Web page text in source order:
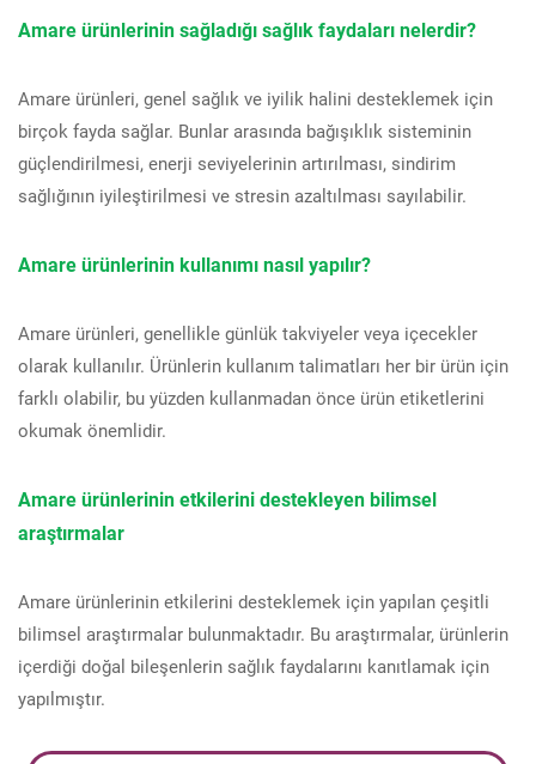
Amare ürünlerinin sağladığı sağlık faydaları nelerdir?
Amare ürünleri, genel sağlık ve iyilik halini desteklemek için
birçok fayda sağlar. Bunlar arasında bağışıklık sisteminin
güçlendirilmesi, enerji seviyelerinin artırılması, sindirim
sağlığının iyileştirilmesi ve stresin azaltılması sayılabilir.
Amare ürünlerinin kullanımı nasıl yapılır?
Amare ürünleri, genellikle günlük takviyeler veya içecekler
olarak kullanılır. Ürünlerin kullanım talimatları her bir ürün için
farklı olabilir, bu yüzden kullanmadan önce ürün etiketlerini
okumak önemlidir.
Amare ürünlerinin etkilerini destekleyen bilimsel
araştırmalar
Amare ürünlerinin etkilerini desteklemek için yapılan çeşitli
bilimsel araştırmalar bulunmaktadır. Bu araştırmalar, ürünlerin
içerdiği doğal bileşenlerin sağlık faydalarını kanıtlamak için
yapılmıştır.